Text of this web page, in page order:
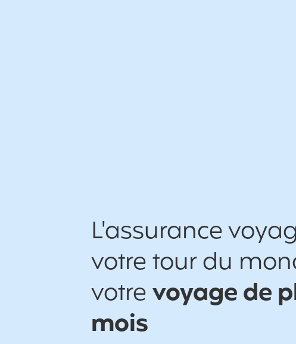
L'assurance
votre tour du
votrevoyage de
mois